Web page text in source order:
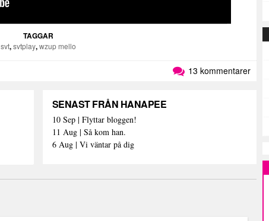
TAGGAR
svt,svtplay,wzup mello
13 kommentarer
SENAST FRÅN HANAPEE
10 Sep | Flyttar bloggen!
11 Aug | Så kom han.
6 Aug | Vi väntar på dig